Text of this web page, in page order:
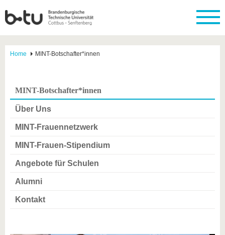
Home MINT-Botschafter*innen
MINT-Botschafter*innen
Über Uns
MINT-Frauennetzwerk
MINT-Frauen-Stipendium
Angebote für Schulen
Alumni
Kontakt